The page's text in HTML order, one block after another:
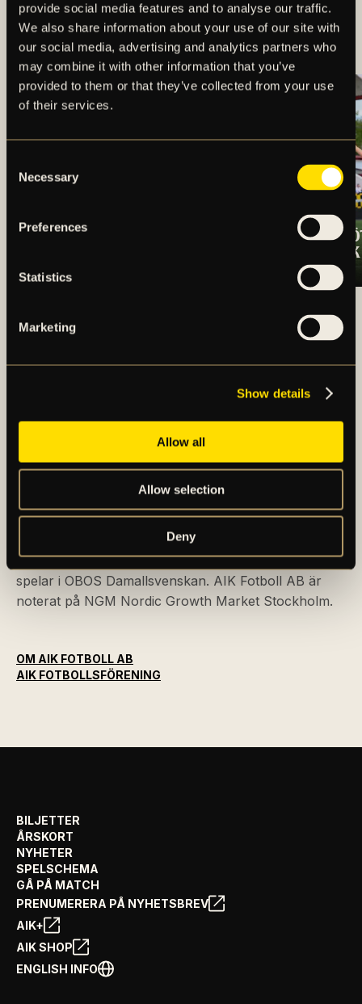
provide social media features and to analyse our traffic.
We also share information about your use of our site with
our social media, advertising and analytics partners who
may combine it with other information that you’ve
provided to them or that they’ve collected from your use
of their services.
Selection
Necessary
Preferences
Statistics
Marketing
Show details
Allow all
Allow selection
Deny
MÅLEXPLOSION NÄR
AIK VÄNDE TILL SEGER
TRUPPEN MOT
OSCARSSON
SEGERN TILL AIK
ARTIKLAR OCH NYHETER
AIK – SEDAN 1891
AIK Fotboll AB bedriver AIK Fotbollsförenings
elitfotbollsverksamhet genom ett herrlag och ett
damlag. Herrlaget spelar i Allsvenskan och damlaget
spelar i OBOS Damallsvenskan. AIK Fotboll AB är
noterat på NGM Nordic Growth Market Stockholm.
OM AIK FOTBOLL AB
AIK FOTBOLLSFÖRENING
BILJETTER
ÅRSKORT
NYHETER
SPELSCHEMA
GÅ PÅ MATCH
PRENUMERERA PÅ NYHETSBREV
AIK+
AIK SHOP
ENGLISH INFO